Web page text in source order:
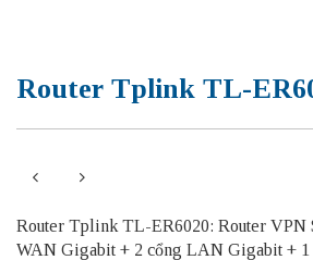
Router Tplink TL-
Router Tplink TL-ER6020: Router VPN
WAN Gigabit + 2 cổng LAN Gigabit +